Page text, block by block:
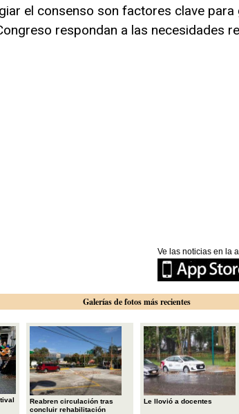
el consenso son factores clave para
respondan a las necesidades
Ve las noticias en la
Galerías de fotos más recientes
Reabren circulación tras
concluir rehabilitación
Le llovió a docentes